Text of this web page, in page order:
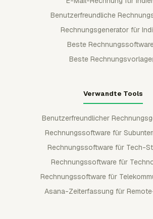
Benutzerfreundliche
Rechnungsgenerator für
Beste
Beste Rechnungsvorlage
Verwandte Tools
Benutzerfreundlicher
Rechnungssoftware für
Rechnungssoftware für Tech-
Rechnungssoftware für
Rechnungssoftware für
Asana-Zeiterfassung für